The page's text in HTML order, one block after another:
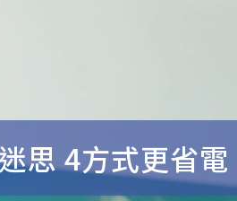
思 4方式更省電